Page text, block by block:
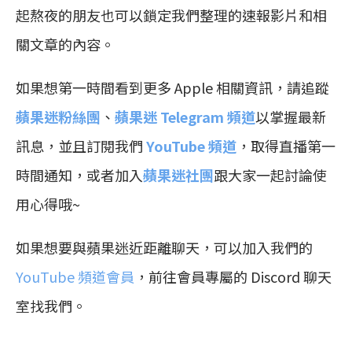
起熬夜的朋友也可以鎖定我們整理的速報影片和相
關文章的內容。
如果想第一時間看到更多 Apple 相關資訊，請追蹤
蘋果迷粉絲團 、 蘋果迷 Telegram 頻道以掌握最新
訊息，並且訂閱我們YouTube 頻道 ，取得直播第一
時間通知，或者加入蘋果迷社團跟大家一起討論使
用心得哦~
如果想要與蘋果迷近距離聊天，可以加入我們的
YouTube 頻道會員 ，前往會員專屬的 Discord 聊天
室找我們。